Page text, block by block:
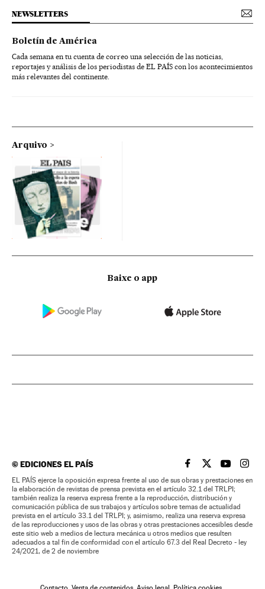
NEWSLETTERS
Boletín de América
Cada semana en tu cuenta de correo una selección de las noticias,
reportajes y análisis de los periodistas de EL PAÍS con los acontecimientos
más relevantes del continente.
Arquivo
Baixe o app
©EDICIONES EL PAÍS EL PAÍS BRASIL EN
EL PAÍSEL PAÍS
EL
EL PAÍS ejerce la oposición expresa frente al uso de sus obras y prestaciones en
la elaboración de revistas de prensa prevista en el artículo 32.1 del TRLPI;
también realiza la reserva expresa frente a la reproducción, distribución y
comunicación pública de sus trabajos y artículos sobre temas de actualidad
prevista en el artículo 33.1 del TRLPI; y, asimismo, realiza una reserva expresa
de las reproducciones y usos de las obras y otras prestaciones accesibles desde
este sitio web a medios de lectura mecánica u otros medios que resulten
adecuados a tal fin de conformidad con el artículo 67.3 del Real Decreto - ley
24/2021, de 2 de noviembre